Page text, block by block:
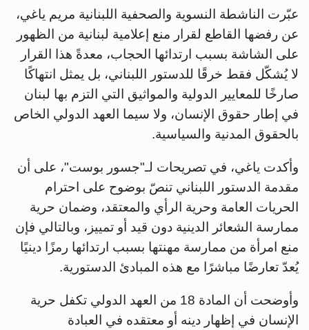
عبّرت الناشطة النسوية والصحفية اللبنانية مريم ياغي،
عن رفضها القاطع لقرار منع إعلامية لبنانية من الظهور
على الشاشة بسبب ارتدائها الحجاب، معدةً هذا القرار
لا يُشكّل فقط خرقًا للدستور اللبناني، بل يمثل انتهاكًا
صارخًا للمعايير الدولية والمواثيق التي التزم بها لبنان
في إطار حقوق الإنسان، ولا سيما العهد الدولي الخاص
بالحقوق المدنية والسياسية.
وأكدت ياغي، في تصريحات لـ"جسور بوست"، على أن
مقدمة الدستور اللبناني تنصّ بوضوح على احترام
الحريات العامة وحرية الرأي والمعتقد، وضمان حرية
ممارسة الشعائر الدينية دون قيد أو تمييز، وبالتالي فإن
منع امرأة من ممارسة مهنتها بسبب ارتدائها رمزًا دينيًا
يُعدّ تعارضًا مباشرًا مع هذه المبادئ الدستورية.
وأوضحت أن المادة 18 من العهد الدولي تكفل حرية
الإنسان في إظهار دينه أو معتقده في العبادة